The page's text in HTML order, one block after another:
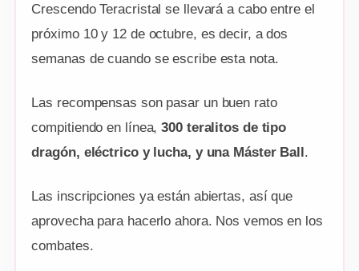
Crescendo Teracristal se llevará a cabo entre el
próximo 10 y 12 de octubre, es decir, a dos
semanas de cuando se escribe esta nota.
Las recompensas son pasar un buen rato
compitiendo en línea,300 teralitos de tipo
dragón, eléctrico y lucha, y una Máster Ball.
Las inscripciones ya están abiertas, así que
aprovecha para hacerlo ahora. Nos vemos en los
combates.